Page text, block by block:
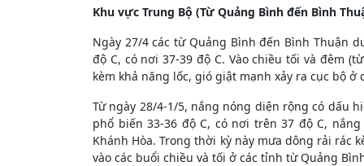
Khu vực Trung Bộ (Từ Quảng Bình đến Bình
Ngày 27/4 các từ Quảng Bình đến Bình Thuận
độ C, có nơi 37-39 độ C. Vào chiều tối và đêm
kèm khả năng lốc, gió giật mạnh xảy ra cục bộ
Từ ngày 28/4-1/5, nắng nóng diện rộng có dấu
phổ biến 33-36 độ C, có nơi trên 37 độ C,
Khánh Hòa. Trong thời kỳ này mưa dông rải rác
vào các buổi chiều và tối ở các tỉnh từ Quảng